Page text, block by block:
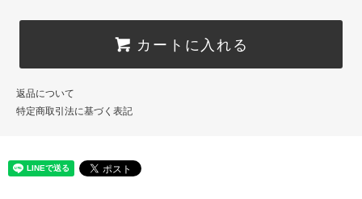
カートに入れる
返品について
特定商取引法に基づく表記